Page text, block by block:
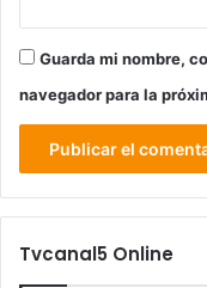
Guarda mi nombre,
navegador para la
Tvcanal5 Online